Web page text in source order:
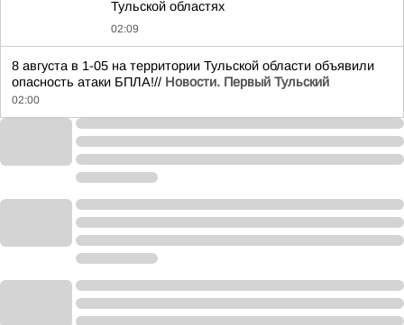
Тульской областях
02:09
8 августа в 1-05 на территории Тульской области объявили
опасность атаки БПЛА!// Новости. Первый Тульский
02:00